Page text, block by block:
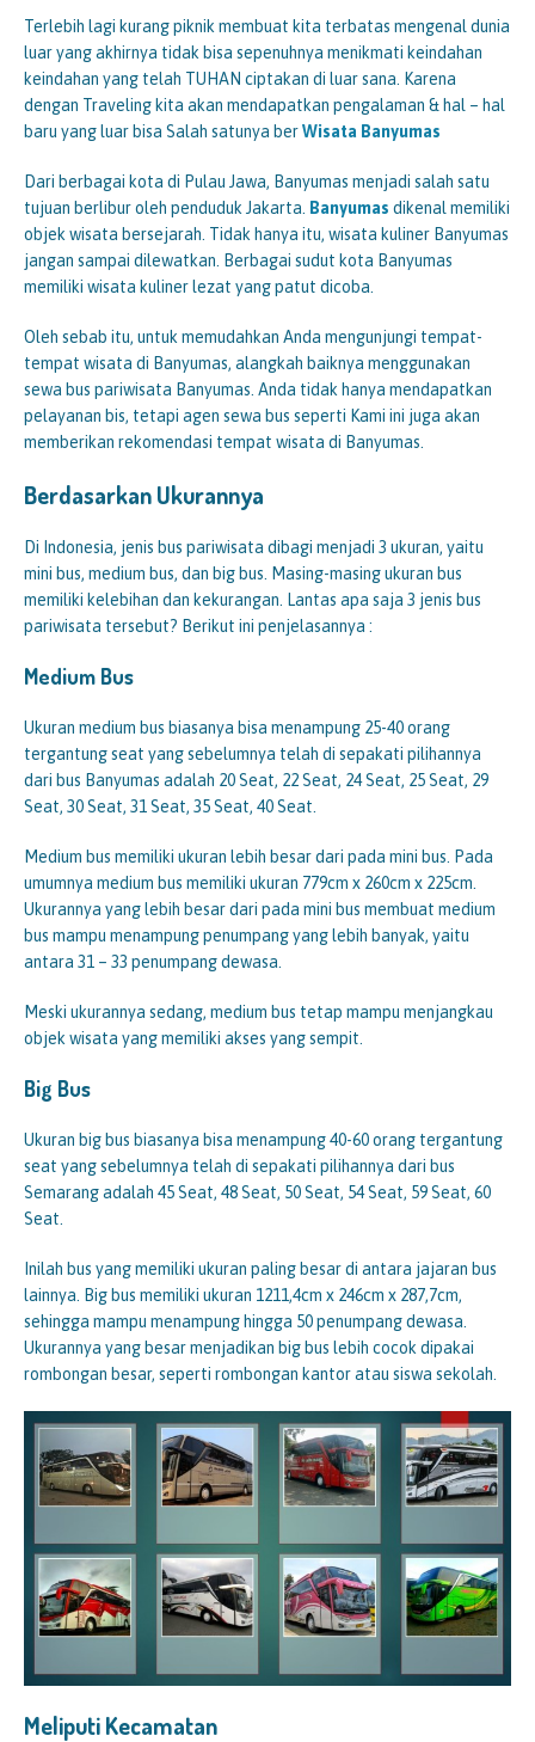
Terlebih lagi kurang piknik membuat kita terbatas mengenal dunia
luar yang akhirnya tidak bisa sepenuhnya menikmati keindahan
keindahan yang telah TUHAN ciptakan di luar sana. Karena
dengan Traveling kita akan mendapatkan pengalaman & hal – hal
baru yang luar bisa Salah satunya berWisata Banyumas
Dari berbagai kota di Pulau Jawa, Banyumas menjadi salah satu
tujuan berlibur oleh penduduk Jakarta. Banyumas dikenal memiliki
objek wisata bersejarah. Tidak hanya itu, wisata kuliner Banyumas
jangan sampai dilewatkan. Berbagai sudut kota Banyumas
memiliki wisata kuliner lezat yang patut dicoba.
Oleh sebab itu, untuk memudahkan Anda mengunjungi tempat-
tempat wisata di Banyumas, alangkah baiknya menggunakan
sewa bus pariwisata Banyumas. Anda tidak hanya mendapatkan
pelayanan bis, tetapi agen sewa bus seperti Kami ini juga akan
memberikan rekomendasi tempat wisata di Banyumas.
Berdasarkan Ukurannya
Di Indonesia, jenis bus pariwisata dibagi menjadi 3 ukuran, yaitu
mini bus, medium bus, dan big bus. Masing-masing ukuran bus
memiliki kelebihan dan kekurangan. Lantas apa saja 3 jenis bus
pariwisata tersebut? Berikut ini penjelasannya :
Medium Bus
Ukuran medium bus biasanya bisa menampung 25-40 orang
tergantung seat yang sebelumnya telah di sepakati pilihannya
dari bus Banyumas adalah 20 Seat, 22 Seat, 24 Seat, 25 Seat, 29
Seat, 30 Seat, 31 Seat, 35 Seat, 40 Seat.
Medium bus memiliki ukuran lebih besar dari pada mini bus. Pada
umumnya medium bus memiliki ukuran 779cm x 260cm x 225cm.
Ukurannya yang lebih besar dari pada mini bus membuat medium
bus mampu menampung penumpang yang lebih banyak, yaitu
antara 31 – 33 penumpang dewasa.
Meski ukurannya sedang, medium bus tetap mampu menjangkau
objek wisata yang memiliki akses yang sempit.
Big Bus
Ukuran big bus biasanya bisa menampung 40-60 orang tergantung
seat yang sebelumnya telah di sepakati pilihannya dari bus
Semarang adalah 45 Seat, 48 Seat, 50 Seat, 54 Seat, 59 Seat, 60
Seat.
Inilah bus yang memiliki ukuran paling besar di antara jajaran bus
lainnya. Big bus memiliki ukuran 1211,4cm x 246cm x 287,7cm,
sehingga mampu menampung hingga 50 penumpang dewasa.
Ukurannya yang besar menjadikan big bus lebih cocok dipakai
rombongan besar, seperti rombongan kantor atau siswa sekolah.
Meliputi Kecamatan